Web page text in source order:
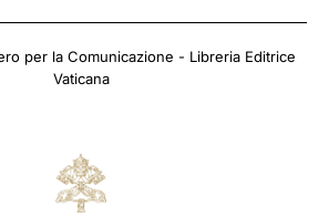
per la Comunicazione - Libreria Editrice
Vaticana